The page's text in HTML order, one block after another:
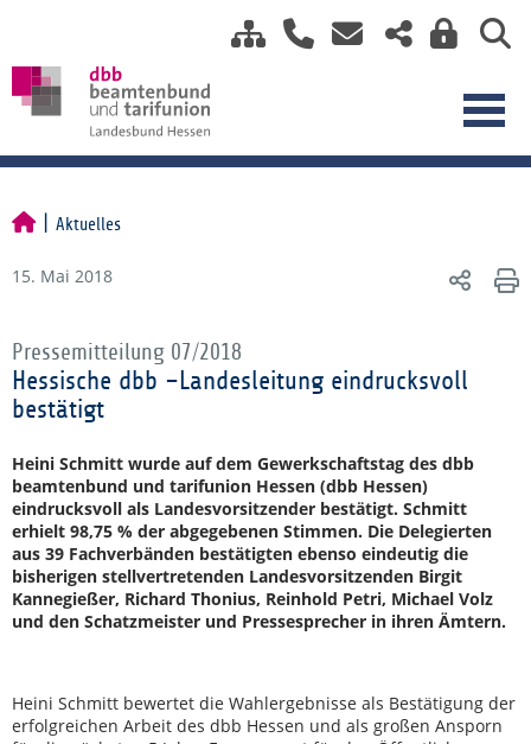
Aktuelles
15. Mai 2018
Pressemitteilung 07/2018
Hessische dbb –Landesleitung eindrucksvoll
bestätigt
Heini Schmitt wurde auf dem Gewerkschaftstag des dbb
beamtenbund und tarifunion Hessen (dbb Hessen)
eindrucksvoll als Landesvorsitzender bestätigt. Schmitt
erhielt 98,75 % der abgegebenen Stimmen. Die Delegierten
aus 39 Fachverbänden bestätigten ebenso eindeutig die
bisherigen stellvertretenden Landesvorsitzenden Birgit
Kannegießer, Richard Thonius, Reinhold Petri, Michael Volz
und den Schatzmeister und Pressesprecher in ihren Ämtern.
Heini Schmitt bewertet die Wahlergebnisse als Bestätigung der
erfolgreichen Arbeit des dbb Hessen und als großen Ansporn